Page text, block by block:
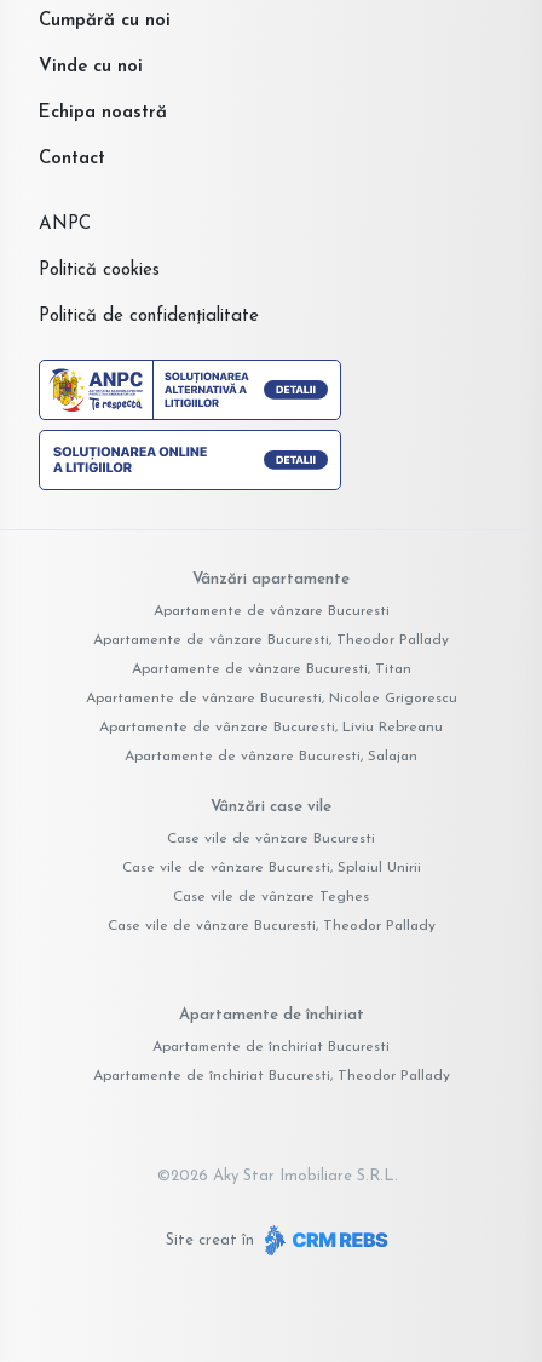
Cumpără cu noi
Vinde cu noi
Echipa noastră
Contact
ANPC
Politică cookies
Politică de confidențialitate
Vânzări apartamente
Apartamente de vânzare Bucuresti
Apartamente de vânzare Bucuresti, Theodor Pallady
Apartamente de vânzare Bucuresti, Titan
Apartamente de vânzare Bucuresti, Nicolae Grigorescu
Apartamente de vânzare Bucuresti, Liviu Rebreanu
Apartamente de vânzare Bucuresti, Salajan
Vânzări case vile
Case vile de vânzare Bucuresti
Case vile de vânzare Bucuresti, Splaiul Unirii
Case vile de vânzare Teghes
Case vile de vânzare Bucuresti, Theodor Pallady
Apartamente de închiriat
Apartamente de închiriat Bucuresti
Apartamente de închiriat Bucuresti, Theodor Pallady
©2026 Aky Star Imobiliare S.R.L.
Site creat în